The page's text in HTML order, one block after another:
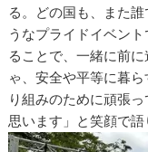
る。どの国も、また
うなプライドイベン
ることで、一緒に前
ゃ、安全や平等に暮
り組みのために頑張
思います」と笑顔で語